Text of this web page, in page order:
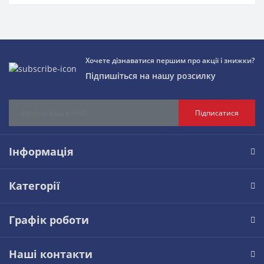
Хочете дізнаватися першим про акції і знижки?
Підпишіться на нашу розсилку
Підписатися
Інформація
Категорії
Графік роботи
Наші контакти